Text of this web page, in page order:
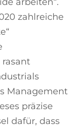
zahlreiche
Management
präzise
dafür, dass